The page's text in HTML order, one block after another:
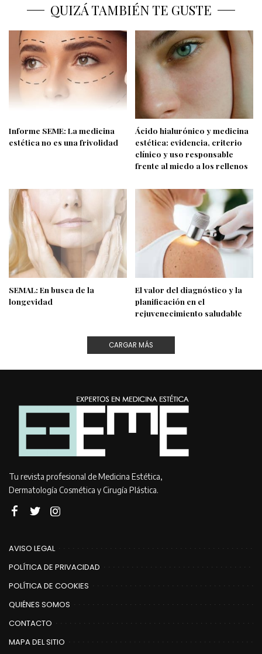
QUIZÁ TAMBIÉN TE GUSTE
Informe SEME: La medicina
estética no es una frivolidad
Ácido hialurónico y medicina
estética: evidencia, criterio
clínico y uso responsable
frente al miedo a los rellenos
SEMAL: En busca de la
longevidad
El valor del diagnóstico y la
planificación en el
rejuvenecimiento saludable
CARGAR MÁS
Tu revista profesional de Medicina Estética,
Dermatología Cosmética y Cirugía Plástica.
AVISO LEGAL
POLÍTICA DE PRIVACIDAD
POLÍTICA DE COOKIES
QUIÉNES SOMOS
CONTACTO
MAPA DEL SITIO